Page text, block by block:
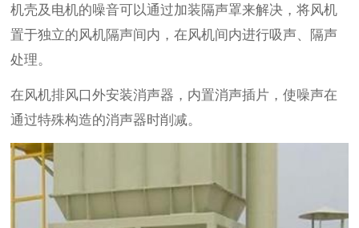
机壳及电机的噪音可以通过加装隔声罩来解决，将风机
置于独立的风机隔声间内，在风机间内进行吸声、隔声
处理。
在风机排风口外安装消声器，内置消声插片，使噪声在
通过特殊构造的消声器时削减。